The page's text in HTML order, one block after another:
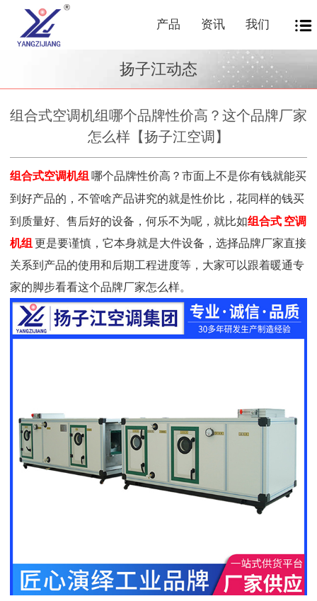
产品 资讯 我们
扬子江动态
组合式空调机组哪个品牌性价高？这个品牌厂家
怎么样【扬子江空调】
组合式空调机组 哪个品牌性价高？ 市面上不是你有钱就能买
到好产品的，不管啥产品讲究的就是性价比，花同样的钱买
到质量好、售后好的设备，何乐不为呢，就比如组合式 空调
机组 更是要谨慎，它本身就是大件设备，选择品牌厂家直接
关系到产品的使用和后期工程进度等，大家可以跟着暖通专
家的脚步看看这个品牌厂家怎么样。